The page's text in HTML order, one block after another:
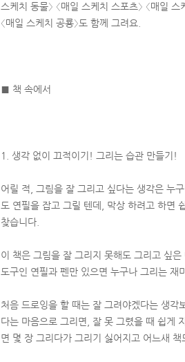
스케치 동물〉 〈매일 스케치 스포츠〉 〈매일
〈매일 스케치 공룡〉도 함께 그려요.
■ 책 속에서
1. 생각 없이 끄적이기! 그리는 습관 만들기!
어릴 적, 그림을 잘 그리고 싶다는 생각은 누
도 연필을 잡고 그릴 텐데, 막상 하려고 하면
찾습니다.
이 책은 그림을 잘 그리지 못해도 그리고 싶
도구인 연필과 펜만 있으면 누구나 그리는 재
처음 드로잉을 할 때는 잘 그려야겠다는 생
다는 마음으로 그리면, 잘 못 그렸을 때 쉽게
면 몇 장 그리다가 그리기 싫어지고 어느새 책